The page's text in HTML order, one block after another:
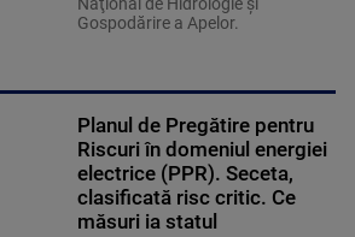
Gospodărire a Apelor.
Planul de Pregătire pentru
Riscuri în domeniul energiei
electrice (PPR). Seceta,
clasificată risc critic. Ce
măsuri ia statul